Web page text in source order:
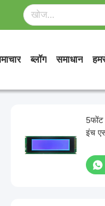
ब्लॉग समाधान
5फोंट
इंच